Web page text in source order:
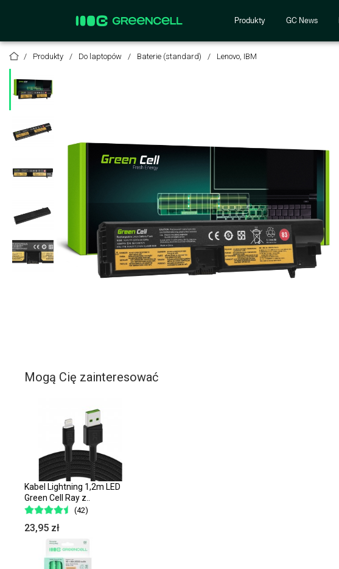
Produkty GC News
Produkty Do laptopów Baterie (standard) Lenovo, IBM
Mogą Cię zainteresować
Kabel Lightning 1,2m LED
Green Cell Ray z..
(42)
23,95 zł